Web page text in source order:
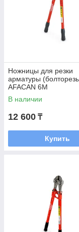
Ножницы для резки
арматуры
AFACAN 6М
В наличии
12 600 ₸
Купить